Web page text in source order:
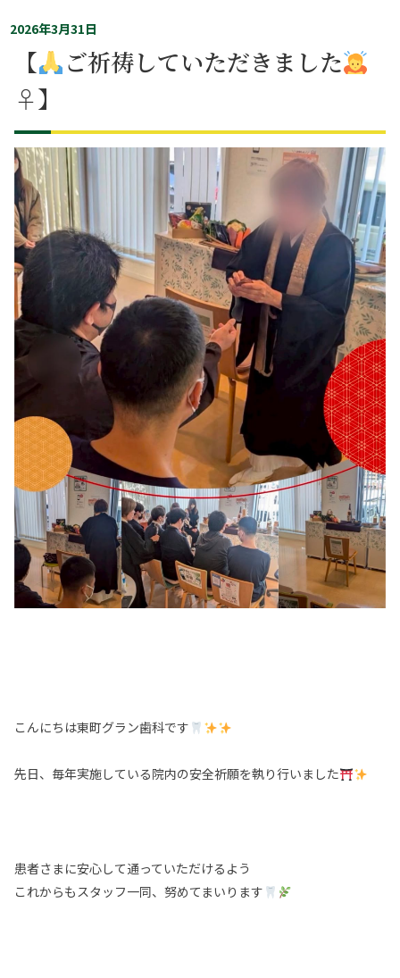
2026年3月31日
【
ご祈祷していただきました
‍♀】
こんにちは東町グラン歯科です
先日、毎年実施している院内の安全祈願を執り行いました
患者さまに安心して通っていただけるよう
これからもスタッフ一同、努めてまいります